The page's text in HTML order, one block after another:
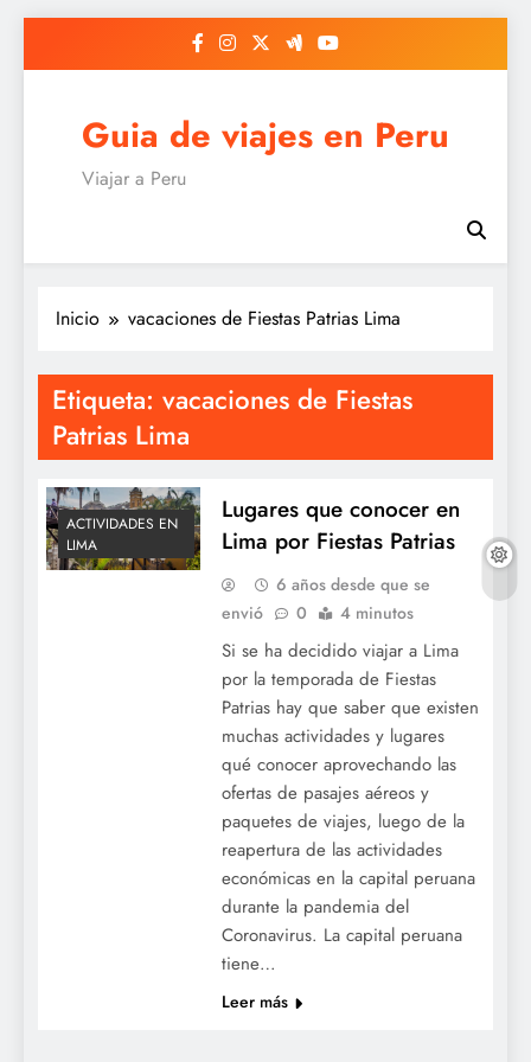
Guia de viajes en Peru
Viajar a Peru
Inicio vacaciones de Fiestas Patrias Lima
Etiqueta: vacaciones de Fiestas
Patrias Lima
ACTIVIDADES EN
LIMA
Lugares que conocer en
Lima por Fiestas Patrias
6 años desde que se
envió
0 4 minutos
Si se ha decidido viajar a Lima
por la temporada de Fiestas
Patrias hay que saber que existen
muchas actividades y lugares
qué conocer aprovechando las
ofertas de pasajes aéreos y
paquetes de viajes, luego de la
reapertura de las actividades
económicas en la capital peruana
durante la pandemia del
Coronavirus. La capital peruana
tiene…
Leer más